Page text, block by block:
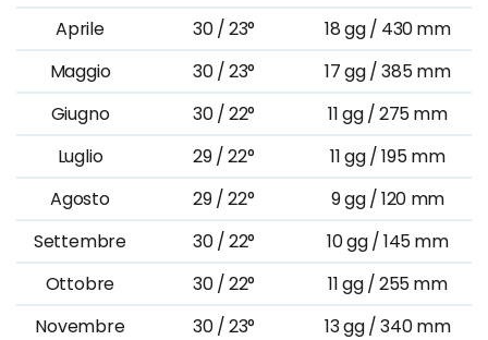
Aprile
30 / 23°
18 gg / 430 mm
Maggio
30 / 23°
17 gg / 385 mm
Giugno
30 / 22°
11 gg / 275 mm
Luglio
29 / 22°
11 gg / 195 mm
Agosto
29 / 22°
9 gg / 120 mm
Settembre
30 / 22°
10 gg / 145 mm
Ottobre
30 / 22°
11 gg / 255 mm
Novembre
30 / 23°
13 gg / 340 mm